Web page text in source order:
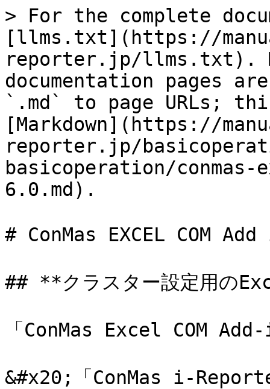
> For the complete
[llms.txt](https://
reporter.jp/llms.txt).
documentation pages
`.md` to page URLs;
[Markdown](https://
reporter.jp/
basicoperation/
6.0.md).
# ConMas EXCEL COM
## **クラスター設定用の
「ConMas Excel COM
&#x20;「ConMas i-